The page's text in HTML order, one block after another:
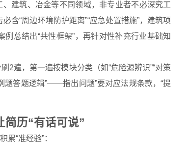
、建筑、冶金等不同领域，非专业者不必深究工
含“周边环境防护距离”“应急处置措施”，建筑项
例总结出“共性框架”，再针对性补充行业基础知
2遍，第一遍按模块分类（如“危险源辨识”“对策
题答题逻辑”——指出问题”要对应法规条款，“提
简历“有话可说”
累“准经验”：